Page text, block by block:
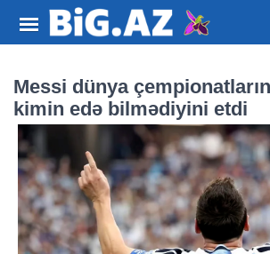
Messi dünya
kimin edə bilmədiyini etdi